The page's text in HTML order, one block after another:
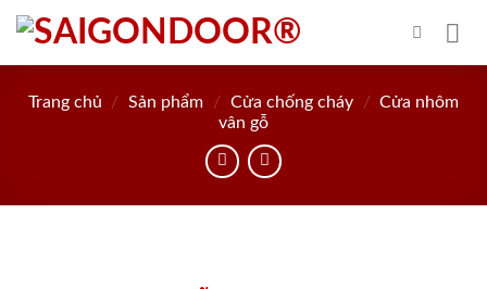
Skip
content
Trang chủ / Sản phẩm / Cửa chống cháy / Cửa nhôm
vân gỗ